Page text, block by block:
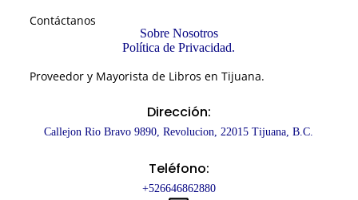
Contáctanos
Sobre Nosotros
Política de Privacidad.
Proveedor y Mayorista de Libros en Tijuana.
Dirección:
Callejon Rio Bravo 9890, Revolucion, 22015 Tijuana, B.C.
Teléfono:
+526646862880